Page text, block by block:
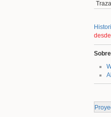
Sobre